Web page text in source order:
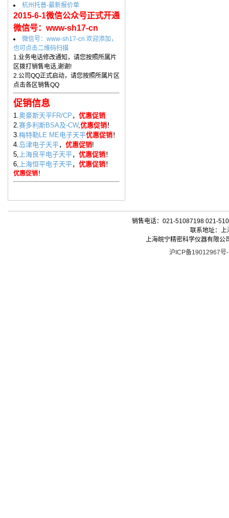
杭州托普-最新报价单
2015-6-1微信公众号正式开通
微信号：www-sh17-cn
微信号：www-sh17-cn 欢迎添加，
也可点击二维码扫描
1.业务电话修改通知，请您按照所属片
区拨打销售电话,谢谢!
2.公司QQ正式启动，请您按照所属片区
点击各区销售QQ
促销信息
1. 奥豪斯天平FR/CP ， 优惠促销
2. 赛多利斯BSA及-CW, 优惠促销！
3. 梅特勒LE ME电子天平优惠促销！
4. 岛津电子天平， 优惠促销!
5,
上海良平电子天平， 优惠促销！
6,
上海恒平电子天平， 优惠促销！
优惠促销！
销售电话：021-51087198 021-
联系地址：
上海皖宁精密科学仪器有限
沪ICP备19012967号